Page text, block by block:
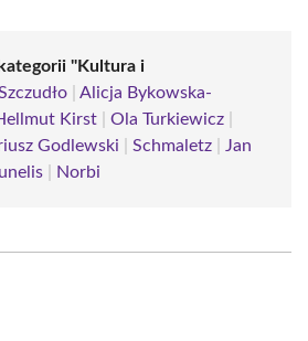
"Kultura i
Alicja Bykowska-
Kirst Ola Turkiewicz
Godlewski Schmaletz
Jan
Norbi